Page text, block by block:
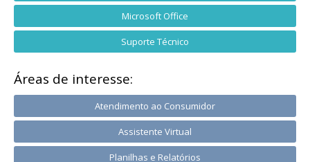
Microsoft Office
Suporte Técnico
Áreas de interesse:
Atendimento ao Consumidor
Assistente Virtual
Planilhas e Relatórios